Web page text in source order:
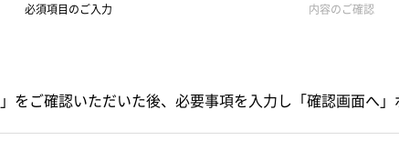
必須項目のご入力 内容のご確認
」をご確認いただいた後、必要事項を入力し「確認画面へ」